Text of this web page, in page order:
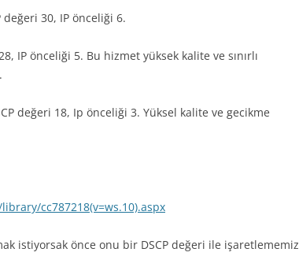
30, IP önceliği 6.
IP önceliği 5. Bu hizmet yüksek kalite ve sınırlı
değeri 18, Ip önceliği 3. Yüksel kalite ve gecikme
cc787218(v=ws.10).aspx
istiyorsak önce onu bir DSCP değeri ile işaretlememiz